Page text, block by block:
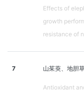
Effects of
growth
resistance of
7 山茱萸、地胆
Antioxidant